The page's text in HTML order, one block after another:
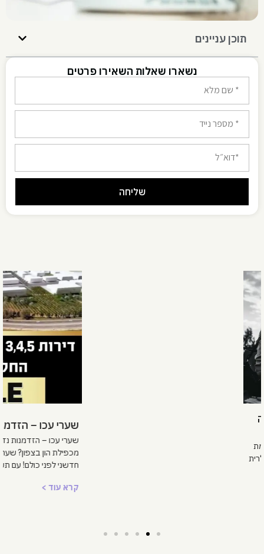
תוכן עניינים
נשארו שאלות השאירו פרטים
שליחה
Alternative:
שערי עכו – הזדמנות נדל"ן להשקעה בצפון
שערי עכו – הזדמנות נדל"ן להשקעה בצפון מחפשים עסקת פריסייל
מכפילת הון בצפון? שערי עכו היא ההזדמנות להשקיע בפרויקט עירוני
חדשני לפני כולם! עם תשתיות